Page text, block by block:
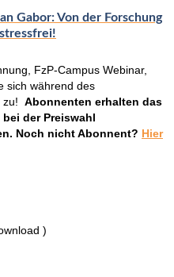
Gabor: Von der Forschung
FzP-Campus Webinar,
sich während des
zu! Abonnenten erhalten das
der Preiswahl
Noch nicht Abonnent? Hier
)